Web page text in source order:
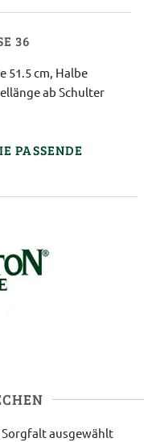
51.5 cm, Halbe
ab Schulter
PASSENDE
ausgewählt